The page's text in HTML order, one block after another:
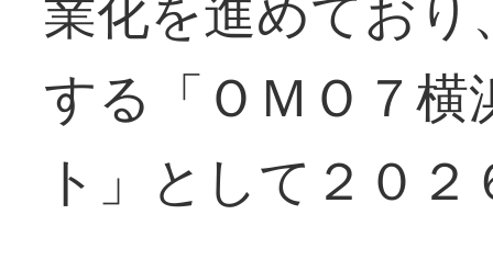
する「ＯＭＯ７
ト」として２０